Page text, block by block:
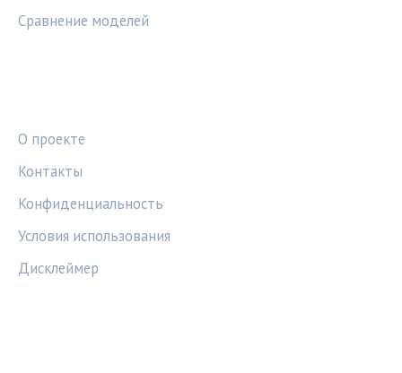
Сравнение моделей
О проекте
Контакты
Конфиденциальность
Условия использования
Дисклеймер